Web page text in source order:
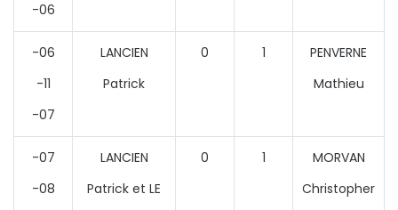
-06
-06
-11
-07
LANCIEN
Patrick
0 1
PENVERNE
Mathieu
-07
-08
LANCIEN
Patrick et LE
0 1
MORVAN
Christopher